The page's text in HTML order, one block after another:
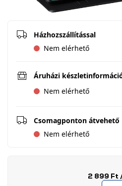
Házhozszállítással
Nem elérhető
Áruházi
Nem elérhető
Csomagponton átvehető
Nem elérhető
2 899 Ft